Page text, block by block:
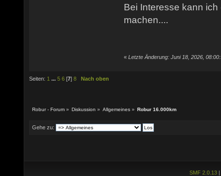
Bei Interesse kann
machen....
« Letzte Änderung: Juni 18, 2026,
Seiten: 1 ... 5 6 [7] 8 Nach oben
Robur - Forum » Diskussion » Allgemeines » Robur 16.000km
Gehe zu:
SMF 2.0.13|